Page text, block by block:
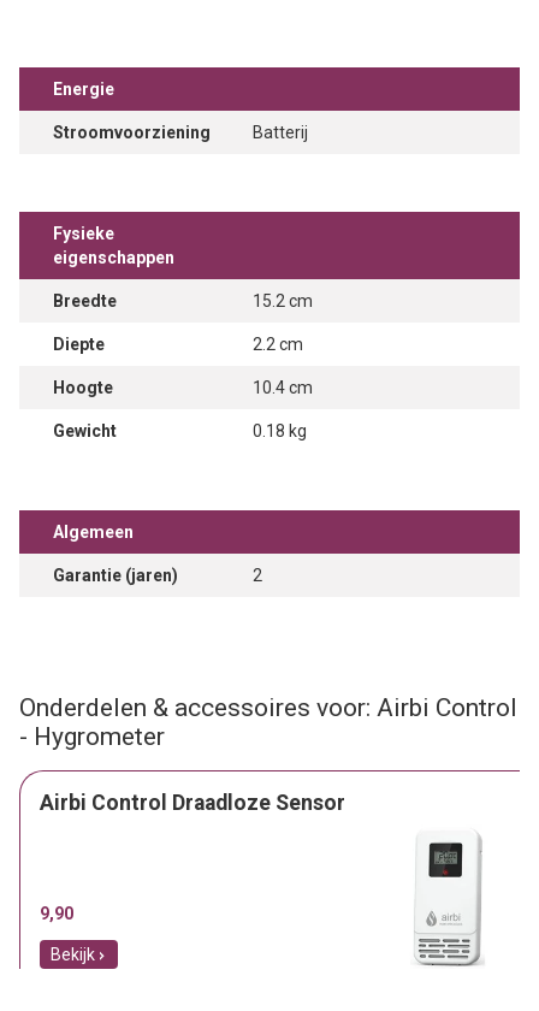
Energie
Stroomvoorziening Batterij
Fysieke
eigenschappen
Breedte 15.2 cm
Diepte 2.2 cm
Hoogte 10.4 cm
Gewicht 0.18 kg
Algemeen
Garantie (jaren) 2
Onderdelen & accessoires voor: Airbi Control
- Hygrometer
Airbi Control Draadloze Sensor
9,90
Bekijk